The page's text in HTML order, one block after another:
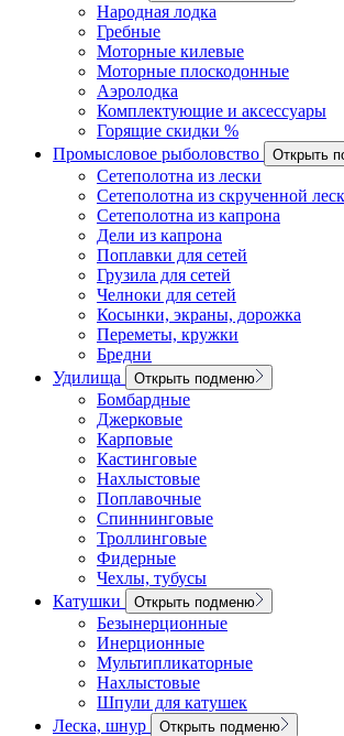
Народная лодка
Гребные
Моторные килевые
Моторные плоскодонные
Аэролодка
Комплектующие и аксессуары
Горящие скидки %
Промысловое рыболовство
Открыть
Сетеполотна из лески
Сетеполотна из скрученной
Сетеполотна из капрона
Дели из капрона
Поплавки для сетей
Грузила для сетей
Челноки для сетей
Косынки, экраны, дорожка
Переметы, кружки
Бредни
Удилища
Открыть подменю
Бомбардные
Джерковые
Карповые
Кастинговые
Нахлыстовые
Поплавочные
Спиннинговые
Троллинговые
Фидерные
Чехлы, тубусы
Катушки
Открыть подменю
Безынерционные
Инерционные
Мультипликаторные
Нахлыстовые
Шпули для катушек
Леска, шнур
Открыть подменю